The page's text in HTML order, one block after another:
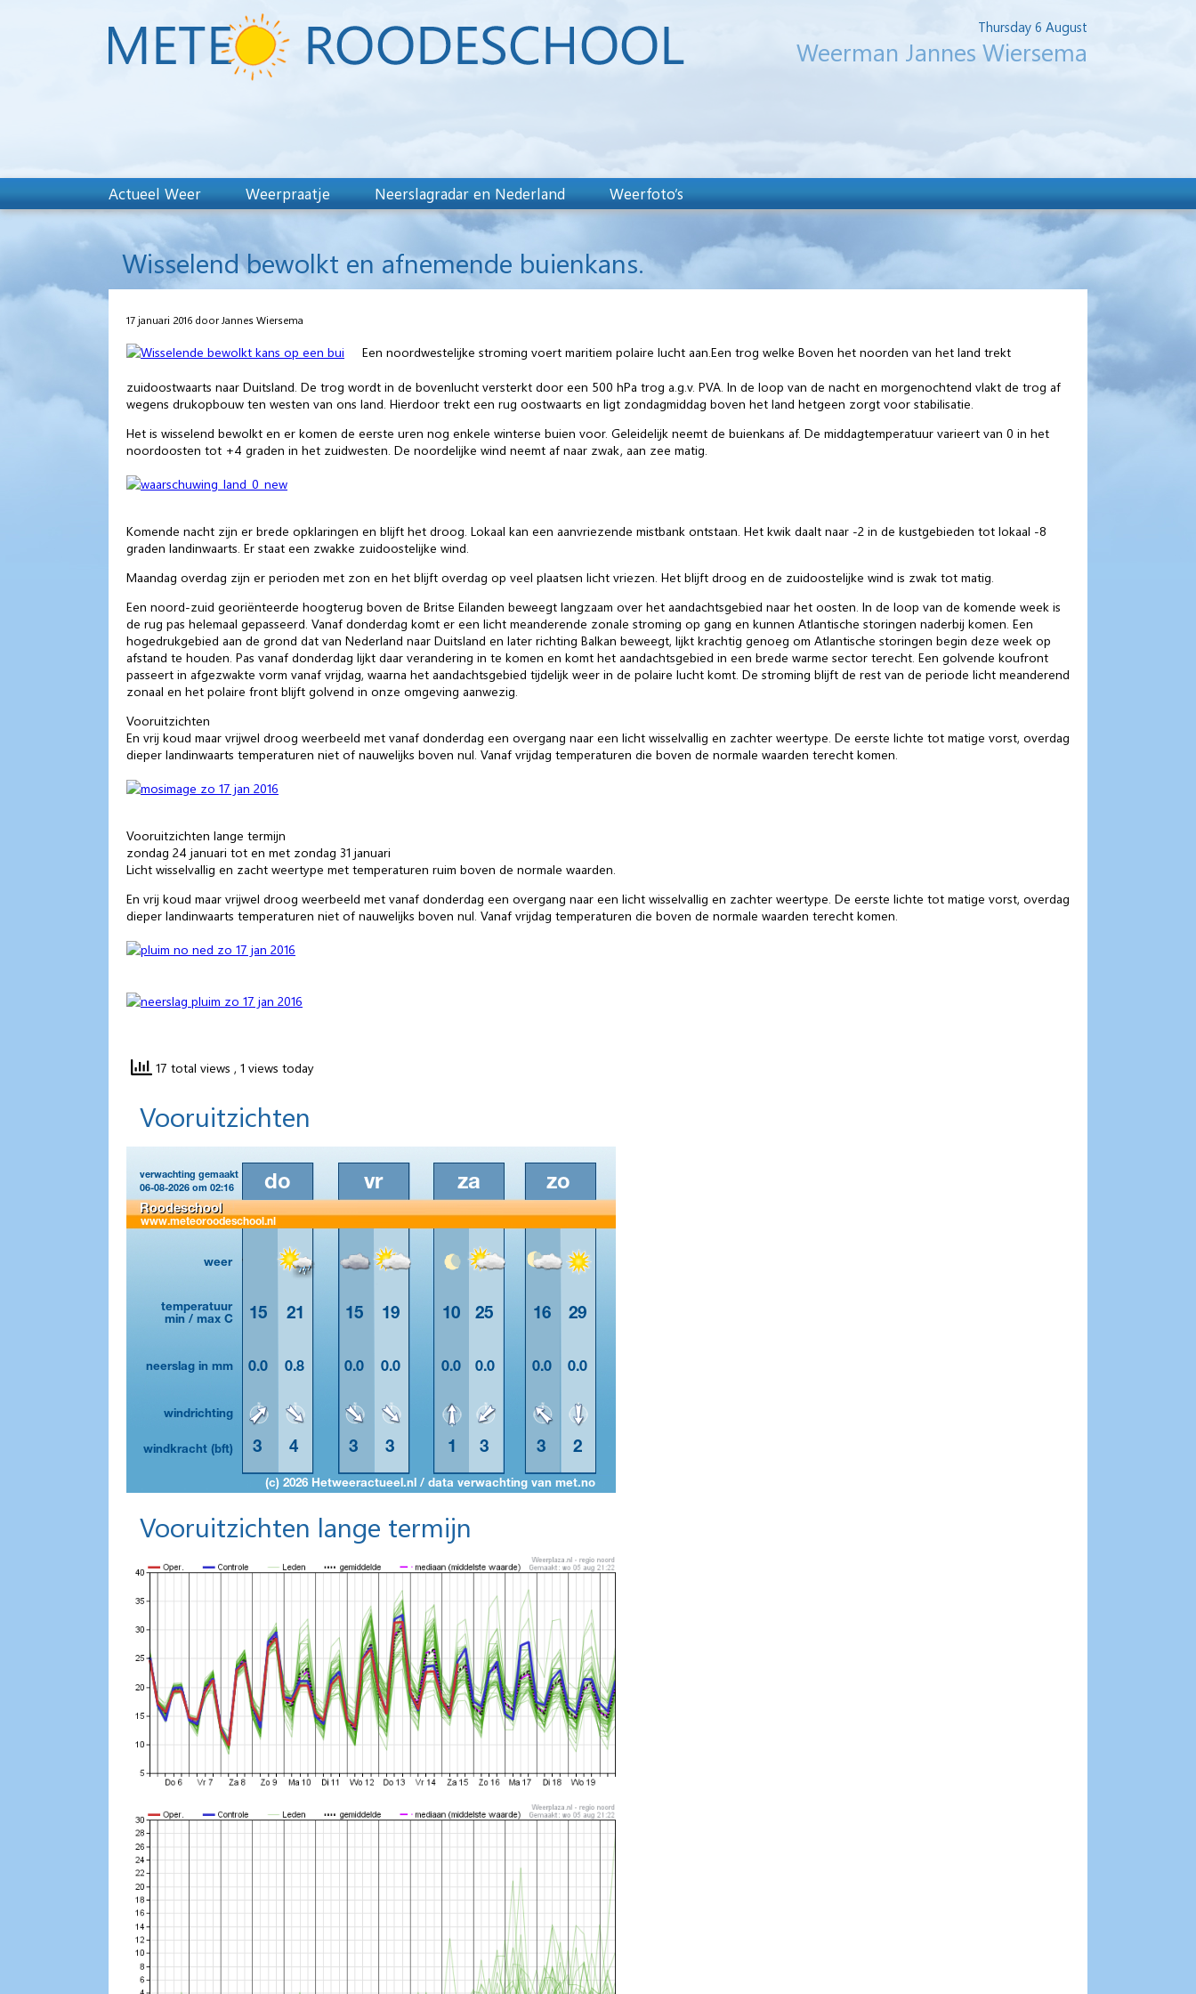
Thursday 6 August
Weerman Jannes Wiersema
Actueel Weer Weerpraatje Neerslagradar en Nederland Weerfoto’s
Wisselend bewolkt en afnemende buienkans.
17 januari 2016 door Jannes Wiersema
Een noordwestelijke stroming voert maritiem polaire lucht aan.Een trog welke Boven het noorden van het land trekt
zuidoostwaarts naar Duitsland. De trog wordt in de bovenlucht versterkt door een 500 hPa trog a.g.v. PVA. In de loop van de nacht en morgenochtend vlakt de trog af
wegens drukopbouw ten westen van ons land. Hierdoor trekt een rug oostwaarts en ligt zondagmiddag boven het land hetgeen zorgt voor stabilisatie.
Het is wisselend bewolkt en er komen de eerste uren nog enkele winterse buien voor. Geleidelijk neemt de buienkans af. De middagtemperatuur varieert van 0 in het
noordoosten tot +4 graden in het zuidwesten. De noordelijke wind neemt af naar zwak, aan zee matig.
Komende nacht zijn er brede opklaringen en blijft het droog. Lokaal kan een aanvriezende mistbank ontstaan. Het kwik daalt naar -2 in de kustgebieden tot lokaal -8
graden landinwaarts. Er staat een zwakke zuidoostelijke wind.
Maandag overdag zijn er perioden met zon en het blijft overdag op veel plaatsen licht vriezen. Het blijft droog en de zuidoostelijke wind is zwak tot matig.
Een noord-zuid georiënteerde hoogterug boven de Britse Eilanden beweegt langzaam over het aandachtsgebied naar het oosten. In de loop van de komende week is
de rug pas helemaal gepasseerd. Vanaf donderdag komt er een licht meanderende zonale stroming op gang en kunnen Atlantische storingen naderbij komen. Een
hogedrukgebied aan de grond dat van Nederland naar Duitsland en later richting Balkan beweegt, lijkt krachtig genoeg om Atlantische storingen begin deze week op
afstand te houden. Pas vanaf donderdag lijkt daar verandering in te komen en komt het aandachtsgebied in een brede warme sector terecht. Een golvende koufront
passeert in afgezwakte vorm vanaf vrijdag, waarna het aandachtsgebied tijdelijk weer in de polaire lucht komt. De stroming blijft de rest van de periode licht meanderend
zonaal en het polaire front blijft golvend in onze omgeving aanwezig.
Vooruitzichten
En vrij koud maar vrijwel droog weerbeeld met vanaf donderdag een overgang naar een licht wisselvallig en zachter weertype. De eerste lichte tot matige vorst, overdag
dieper landinwaarts temperaturen niet of nauwelijks boven nul. Vanaf vrijdag temperaturen die boven de normale waarden terecht komen.
Vooruitzichten lange termijn
zondag 24 januari tot en met zondag 31 januari
Licht wisselvallig en zacht weertype met temperaturen ruim boven de normale waarden.
En vrij koud maar vrijwel droog weerbeeld met vanaf donderdag een overgang naar een licht wisselvallig en zachter weertype. De eerste lichte tot matige vorst, overdag
dieper landinwaarts temperaturen niet of nauwelijks boven nul. Vanaf vrijdag temperaturen die boven de normale waarden terecht komen.
17 total views , 1 views today
Vooruitzichten
Vooruitzichten lange termijn